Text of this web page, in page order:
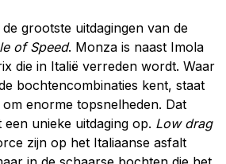
grootste uitdagingen van de
of Speed. Monza is naast Imola
die in Italië verreden wordt. Waar
bochtencombinaties kent, staat
enorme topsnelheden. Dat
een unieke uitdaging op. Low drag
zijn op het Italiaanse asfalt